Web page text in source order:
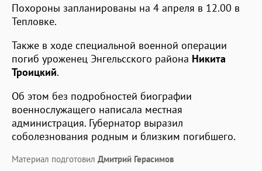
Похороны запланированы на 4 апреля в 12.00 в
Тепловке.
Также в ходе специальной военной операции
погиб уроженец Энгельсского района Никита
Троицкий.
Об этом без подробностей биографии
военнослужащего написала местная
администрация. Губернатор выразил
соболезнования родным и близким погибшего.
Материал подготовил Дмитрий Герасимов